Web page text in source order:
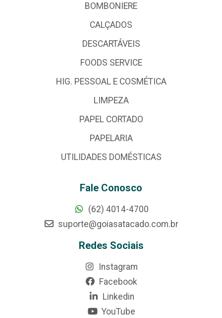
BOMBONIERE
CALÇADOS
DESCARTÁVEIS
FOODS SERVICE
HIG. PESSOAL E COSMÉTICA
LIMPEZA
PAPEL CORTADO
PAPELARIA
UTILIDADES DOMÉSTICAS
Fale Conosco
(62) 4014-4700
suporte@goiasatacado.com.br
Redes Sociais
Instagram
Facebook
Linkedin
YouTube